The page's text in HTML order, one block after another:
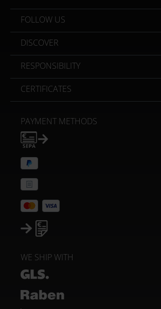
FOLLOW US
DISCOVER
RESPONSIBILITY
CERTIFICATES
PAYMENT METHODS
WE SHIP WITH